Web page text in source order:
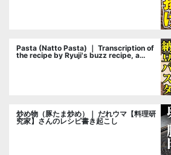
Pasta (Natto Pasta) ｜ Transcription of
the recipe by Ryuji's buzz recipe, a
炒め物（豚たま炒め）｜ だれウマ【料理研
究家】さんのレシピ書き起こし